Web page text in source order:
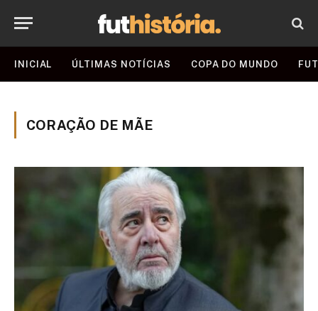
INICIAL ÚLTIMAS NOTÍCIAS COPA DO MUNDO
CORAÇÃO DE MÃE